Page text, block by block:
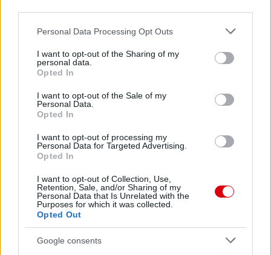
Please note that this website/app uses one or more Google
not limited to your visit or usage behaviour. You may click to
grant or deny consent to Google and its third-party tags to
use your data for below specified purposes in below Google
consent section.
Personal Data Processing Opt Outs
I want to opt-out of the Sharing of my
personal data.
Opted In
I want to opt-out of the Sale of my
Personal Data.
Opted In
I want to opt-out of processing my
Personal Data for Targeted Advertising.
Opted In
I want to opt-out of Collection, Use,
Retention, Sale, and/or Sharing of my
Personal Data that Is Unrelated with the
Purposes for which it was collected.
Opted Out
Google consents
Meccs Center
Paris Saint-Germain
Manchester United